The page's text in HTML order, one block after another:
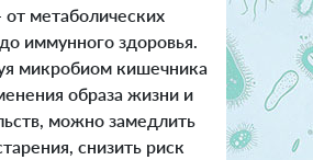
метаболических
иммунного здоровья.
микробиом кишечника
образа жизни и
можно замедлить
снизить риск